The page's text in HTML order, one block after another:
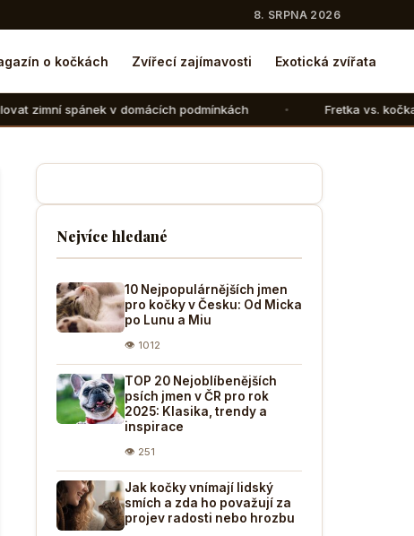
8. SRPNA 2026
o kočkách Zvířecí zajímavosti Exotická zvířata
v domácích podmínkách Fretka vs. kočka: V čem se liší
Nejvíce hledané
10 Nejpopulárnějších jmen
pro kočky v Česku: Od Micka
po Lunu a Miu
👁 1012
TOP 20 Nejoblíbenějších
psích jmen v ČR pro rok
2025: Klasika, trendy a
inspirace
👁 251
Jak kočky vnímají lidský
smích a zda ho považují za
projev radosti nebo hrozbu